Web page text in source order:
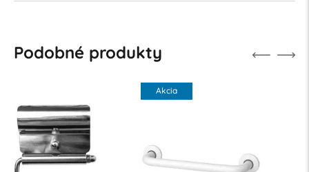
Podobné produkty
Akcia